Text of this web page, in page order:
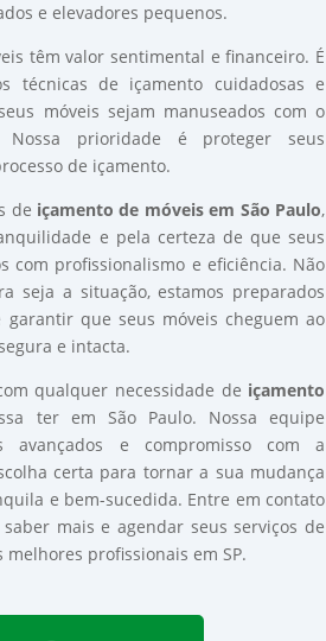
e elevadores pequenos.
têm valor sentimental e financeiro. É
técnicas de içamento cuidadosas e
móveis sejam manuseados com o
Nossa prioridade é proteger seus
de içamento.
de içamento de móveis em São Paulo,
e pela certeza de que seus
com profissionalismo e eficiência. Não
seja a situação, estamos preparados
que seus móveis cheguem ao
e intacta.
qualquer necessidade de içamento
ter em São Paulo. Nossa equipe
avançados e compromisso com a
certa para tornar a sua mudança
e bem-sucedida. Entre em contato
mais e agendar seus serviços de
profissionais em SP.